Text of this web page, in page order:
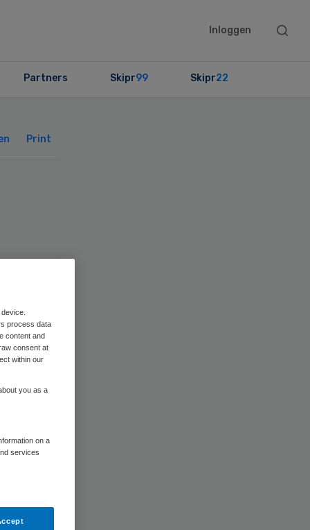
Inloggen
Search
Partners Skipr99 Skipr22
Print
process data
content and
consent at
within our
you as a
on a
services